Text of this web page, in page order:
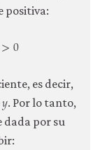
positiva:
>0
es decir,
𝑦. Por lo tanto,
dada por su